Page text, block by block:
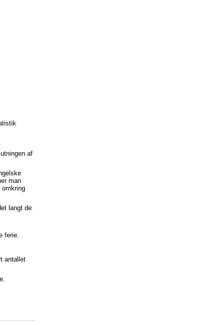
af
man
omkring
langt de
ferie.
antallet